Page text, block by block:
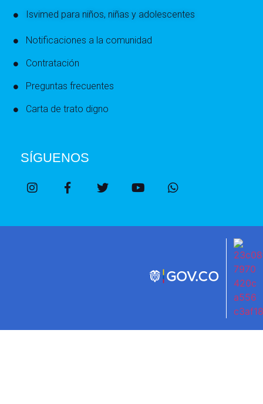
Isvimed para niños, niñas y adolescentes
Notificaciones a la comunidad
Contratación
Preguntas frecuentes
Carta de trato digno
SÍGUENOS